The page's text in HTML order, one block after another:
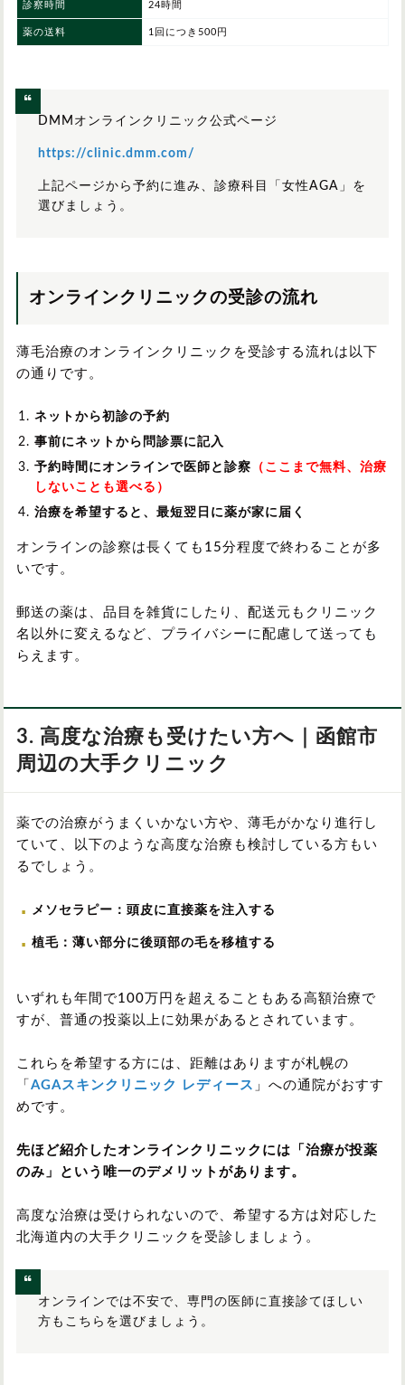
診察時間 24時間
薬の送料 1回につき500円
DMMオンラインクリニック公式ページ
https://clinic.dmm.com/
上記ページから予約に進み、診療科目「女性AGA」を
選びましょう。
オンラインクリニックの受診の流れ
薄毛治療のオンラインクリニックを受診する流れは以下
の通りです。
ネットから初診の予約
事前にネットから問診票に記入
予約時間にオンラインで医師と診察 （ここまで無料、治療
しないことも選べる）
治療を希望すると、最短翌日に薬が家に届く
オンラインの診察は長くても15分程度で終わることが多
いです。
郵送の薬は、品目を雑貨にしたり、配送元もクリニック
名以外に変えるなど、プライバシーに配慮して送っても
らえます。
3. 高度な治療も受けたい方へ｜函館市
周辺の大手クリニック
薬での治療がうまくいかない方や、薄毛がかなり進行し
ていて、以下のような高度な治療も検討している方もい
るでしょう。
メソセラピー：頭皮に直接薬を注入する
植毛：薄い部分に後頭部の毛を移植する
いずれも年間で100万円を超えることもある高額治療で
すが、普通の投薬以上に効果があるとされています。
これらを希望する方には、距離はありますが札幌の
「 AGAスキンクリニック レディース 」への通院がおすす
めです。
先ほど紹介したオンラインクリニックには「治療が投薬
のみ」という唯一のデメリットがあります。
高度な治療は受けられないので、希望する方は対応した
北海道内の大手クリニックを受診しましょう。
オンラインでは不安で、専門の医師に直接診てほしい
方もこちらを選びましょう。